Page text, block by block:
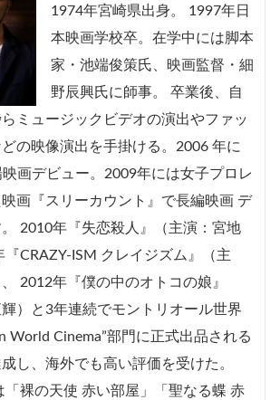
1974年宮崎県出身。 1997年日
本映画学校卒。在学中には脚本
家・池端俊策氏、映画監督・細
野辰興氏に師事。 卒業後、自
ミュージックビデオの演出やファッ
の映像演出を手掛ける。2006 年に
映画デビュー。2009年には女子プロレ
画『スリーカウント』で長編映画 デ
2010年『失恋殺人』（主演：宮地
CRAZY-ISM クレイジズム』（主
2012年『僕の中のオトコの娘』
輝）と3年連続でモントリオール世界
World Cinema”部門に正式出品される
し、海外でも高い評価を受けた。
「裸の天使 赤い部屋」「聖なる蝶 赤